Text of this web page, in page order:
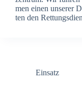
men einen unse­rer
ten den
Einsatz